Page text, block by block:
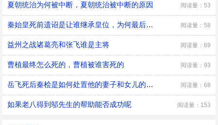
夏朝统治为何被中断，夏朝统治被中断的原因 阅读量：53
秦始皇死前遗诏是让谁继承皇位，为何最后是胡亥继位 阅读量：58
益州之战诸葛亮和张飞谁是主将 阅读量：69
曹植最终怎么死的，曹植被谁害死的 阅读量：93
​岳飞死后秦桧是如何处置他的妻子和女儿的，秦桧怎么处置岳飞家人的 阅读量：68
如果老八得到邬先生的帮助能否成功呢 阅读量：153